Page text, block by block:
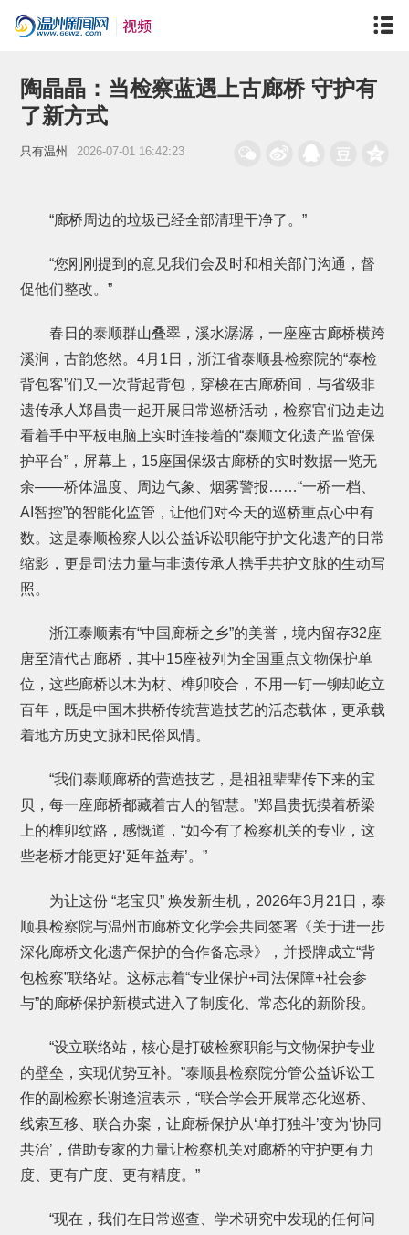
陶晶晶：当检察蓝遇上古廊桥 守护有
了新方式
只有温州 2026-07-01 16:42:23
“廊桥周边的垃圾已经全部清理干净了。”
“您刚刚提到的意见我们会及时和相关部门沟通，督
促他们整改。”
春日的泰顺群山叠翠，溪水潺潺，一座座古廊桥横跨
溪涧，古韵悠然。4月1日，浙江省泰顺县检察院的“泰检
背包客”们又一次背起背包，穿梭在古廊桥间，与省级非
遗传承人郑昌贵一起开展日常巡桥活动，检察官们边走边
看着手中平板电脑上实时连接着的“泰顺文化遗产监管保
护平台”，屏幕上，15座国保级古廊桥的实时数据一览无
余——桥体温度、周边气象、烟雾警报……“一桥一档、
AI智控”的智能化监管，让他们对今天的巡桥重点心中有
数。这是泰顺检察人以公益诉讼职能守护文化遗产的日常
缩影，更是司法力量与非遗传承人携手共护文脉的生动写
照。
浙江泰顺素有“中国廊桥之乡”的美誉，境内留存32座
唐至清代古廊桥，其中15座被列为全国重点文物保护单
位，这些廊桥以木为材、榫卯咬合，不用一钉一铆却屹立
百年，既是中国木拱桥传统营造技艺的活态载体，更承载
着地方历史文脉和民俗风情。
“我们泰顺廊桥的营造技艺，是祖祖辈辈传下来的宝
贝，每一座廊桥都藏着古人的智慧。”郑昌贵抚摸着桥梁
上的榫卯纹路，感慨道，“如今有了检察机关的专业，这
些老桥才能更好‘延年益寿’。”
为让这份 “老宝贝” 焕发新生机，2026年3月21日，泰
顺县检察院与温州市廊桥文化学会共同签署《关于进一步
深化廊桥文化遗产保护的合作备忘录》，并授牌成立“背
包检察”联络站。这标志着“专业保护+司法保障+社会参
与”的廊桥保护新模式进入了制度化、常态化的新阶段。
“设立联络站，核心是打破检察职能与文物保护专业
的壁垒，实现优势互补。”泰顺县检察院分管公益诉讼工
作的副检察长谢逢渲表示，“联合学会开展常态化巡桥、
线索互移、联合办案，让廊桥保护从‘单打独斗’变为‘协同
共治’，借助专家的力量让检察机关对廊桥的守护更有力
度、更有广度、更有精度。”
“现在，我们在日常巡查、学术研究中发现的任何问